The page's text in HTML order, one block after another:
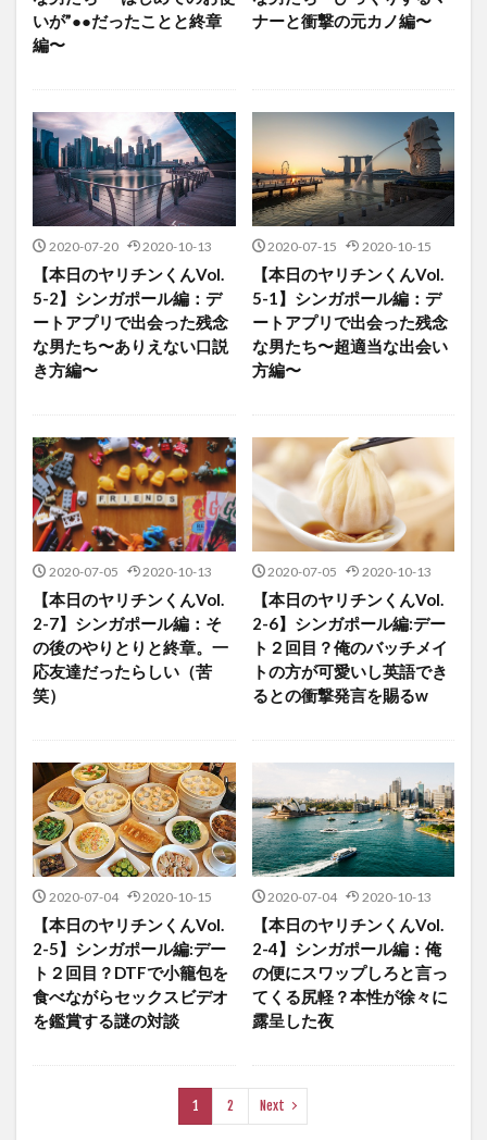
いが”●●だったことと終章
編〜
ナーと衝撃の元カノ編〜
2020-07-20 2020-10-13
【本日のヤリチンくんVol.
5-2】シンガポール編：デ
ートアプリで出会った残念
な男たち〜ありえない口説
き方編〜
2020-07-15 2020-10-15
【本日のヤリチンくんVol.
5-1】シンガポール編：デ
ートアプリで出会った残念
な男たち〜超適当な出会い
方編〜
2020-07-05 2020-10-13
【本日のヤリチンくんVol.
2-7】シンガポール編：そ
の後のやりとりと終章。一
応友達だったらしい（苦
笑）
2020-07-05 2020-10-13
【本日のヤリチンくんVol.
2-6】シンガポール編:デー
ト２回目？俺のバッチメイ
トの方が可愛いし英語でき
るとの衝撃発言を賜るw
2020-07-04 2020-10-15
【本日のヤリチンくんVol.
2-5】シンガポール編:デー
ト２回目？DTFで小籠包を
食べながらセックスビデオ
を鑑賞する謎の対談
2020-07-04 2020-10-13
【本日のヤリチンくんVol.
2-4】シンガポール編：俺
の便にスワップしろと言っ
てくる尻軽？本性が徐々に
露呈した夜
1 2 Next